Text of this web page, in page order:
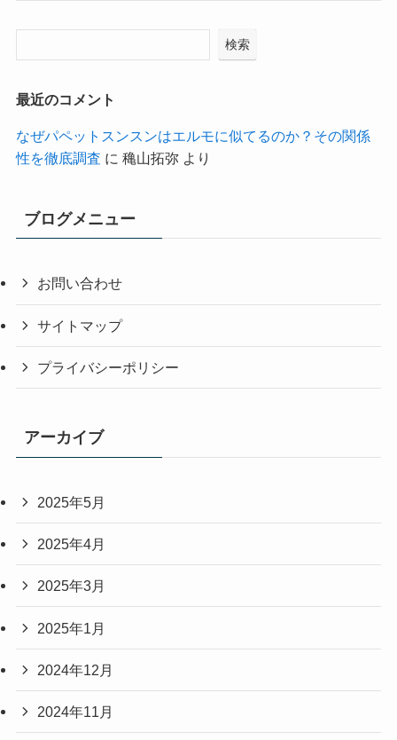
検索
最近のコメント
なぜパペットスンスンはエルモに似てるのか？その関係
性を徹底調査 に 穐山拓弥より
ブログメニュー
お問い合わせ
サイトマップ
プライバシーポリシー
アーカイブ
2025年5月
2025年4月
2025年3月
2025年1月
2024年12月
2024年11月